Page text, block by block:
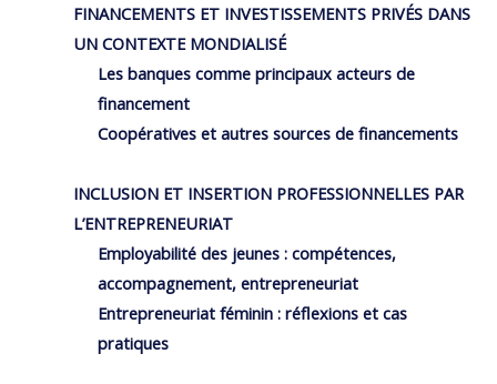
FINANCEMENTS ET INVESTISSEMENTS PRIVÉS DANS
UN CONTEXTE MONDIALISÉ
Les banques comme principaux acteurs de
financement
Coopératives et autres sources de financements
INCLUSION ET INSERTION PROFESSIONNELLES PAR
L’ENTREPRENEURIAT
Employabilité des jeunes : compétences,
accompagnement, entrepreneuriat
Entrepreneuriat féminin : réflexions et cas
pratiques